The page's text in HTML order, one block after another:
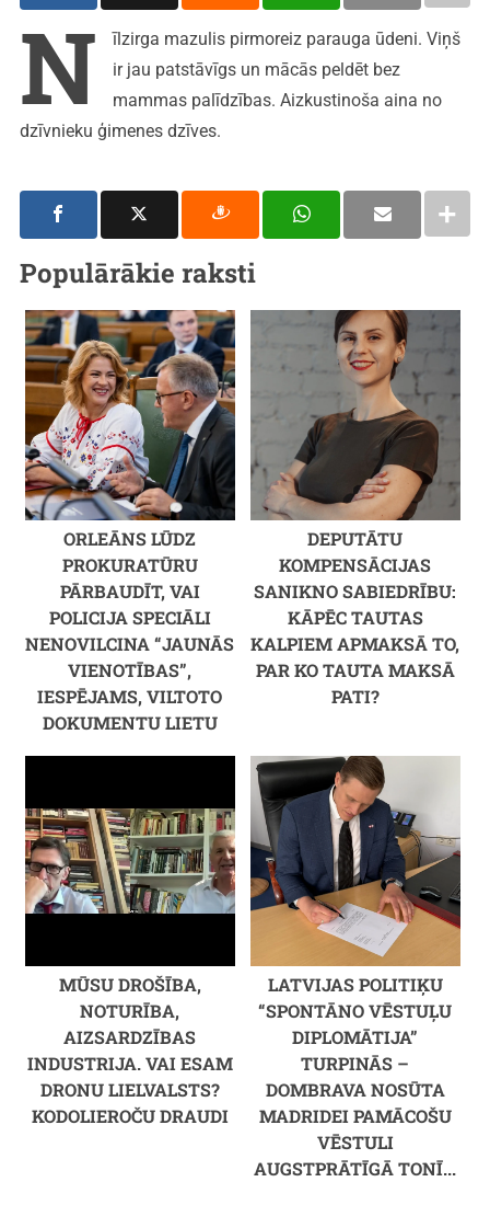
N
īlzirga mazulis pirmoreiz parauga ūdeni. Viņš
ir jau patstāvīgs un mācās peldēt bez
mammas palīdzības. Aizkustinoša aina no
dzīvnieku ģimenes dzīves.
Populārākie raksti
ORLEĀNS LŪDZ
PROKURATŪRU
PĀRBAUDĪT, VAI
POLICIJA SPECIĀLI
NENOVILCINA “JAUNĀS
VIENOTĪBAS”,
IESPĒJAMS, VILTOTO
DOKUMENTU LIETU
DEPUTĀTU
KOMPENSĀCIJAS
SANIKNO SABIEDRĪBU:
KĀPĒC TAUTAS
KALPIEM APMAKSĀ TO,
PAR KO TAUTA MAKSĀ
PATI?
MŪSU DROŠĪBA,
NOTURĪBA,
AIZSARDZĪBAS
INDUSTRIJA. VAI ESAM
DRONU LIELVALSTS?
KODOLIEROČU DRAUDI
LATVIJAS POLITIĶU
“SPONTĀNO VĒSTUĻU
DIPLOMĀTIJA”
TURPINĀS –
DOMBRAVA NOSŪTA
MADRIDEI PAMĀCOŠU
VĒSTULI
AUGSTPRĀTĪGĀ TONĪ...